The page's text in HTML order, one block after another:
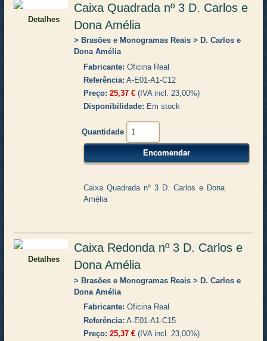
Detalhes
Caixa Quadrada nº 3 D. Carlos e
Dona Amélia
Brasões e Monogramas Reais
D. Carlos e
Dona Amélia
Fabricante Oficina Real
Referência A-E01-A1-C12
Preço 25,37 €(IVA incl. 23,00%)
Disponibilidade
Em stock
Quantidade
Caixa Quadrada nº 3 D. Carlos e Dona
Amélia
Detalhes
Caixa Redonda nº 3 D. Carlos e
Dona Amélia
Brasões e Monogramas Reais
D. Carlos e
Dona Amélia
Fabricante Oficina Real
Referência A-E01-A1-C15
Preço 25,37 €(IVA incl. 23,00%)